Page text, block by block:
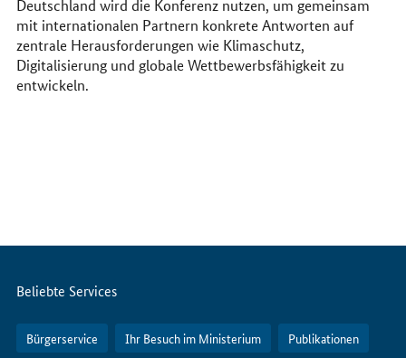
Deutschland wird die Konferenz nutzen, um gemeinsam
mit internationalen Partnern konkrete Antworten auf
zentrale Herausforderungen wie Klimaschutz,
Digitalisierung und globale Wettbewerbsfähigkeit zu
entwickeln.
Servicemenü
Beliebte Services
Bürgerservice Ihr Besuch im Ministerium Publikationen